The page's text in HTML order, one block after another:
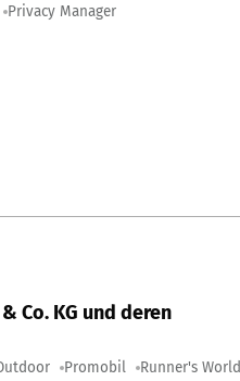
Privacy Manager
Co. KG und deren
Promobil Runner's World